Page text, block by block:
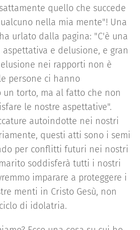
quello che succede
nella mia mente"! Una
urlato dalla pagina: "C'è una
e delusione, e gran
nei rapporti non è
persone ci hanno
torto, ma al fatto che non
le nostre aspettative".
autoindotte nei nostri
questi atti sono i semi
per conflitti futuri nei nostri
soddisferà tutti i nostri
imparare a proteggere i
menti in Cristo Gesù, non
di idolatria.